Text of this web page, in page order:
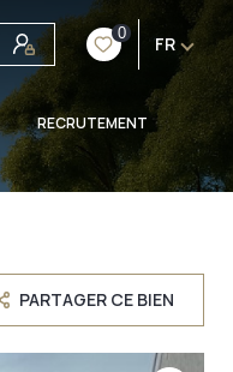
0 FR
RECRUTEMENT
PARTAGER CE BIEN